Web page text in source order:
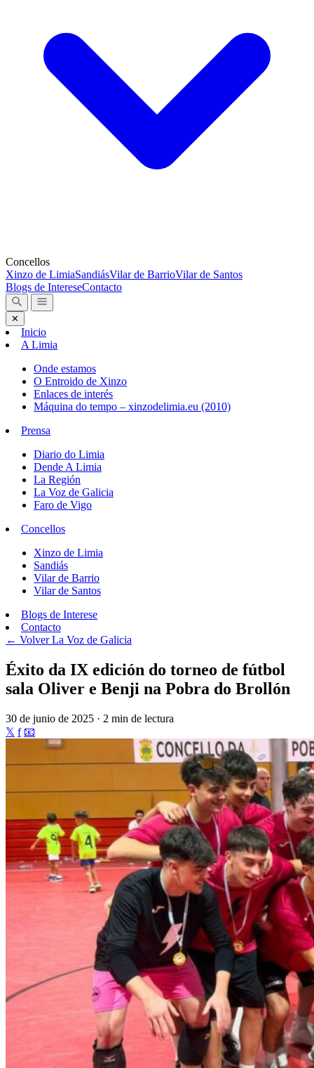
Concellos
Xinzo de LimiaSandiásVilar de BarrioVilar de Santos
Blogs de IntereseContacto
✕
Inicio
A Limia
Onde estamos
O Entroido de Xinzo
Enlaces de interés
Máquina do tempo – xinzodelimia.eu (2010)
Prensa
Diario do Limia
Dende A Limia
La Región
La Voz de Galicia
Faro de Vigo
Concellos
Xinzo de Limia
Sandiás
Vilar de Barrio
Vilar de Santos
Blogs de Interese
Contacto
← VolverLa Voz de Galicia
Éxito da IX edición do torneo de fútbol
sala Oliver e Benji na Pobra do Brollón
30 de junio de 2025 · 2 min de lectura
𝕏 f 📧